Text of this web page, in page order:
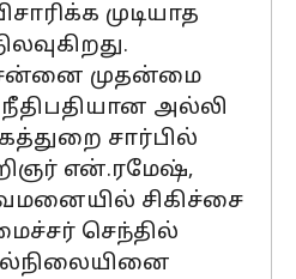
முடியாத
முதன்மை
அல்லி
சார்பில்
என்.ரமேஷ்,
சிகிச்சை
செந்தில்